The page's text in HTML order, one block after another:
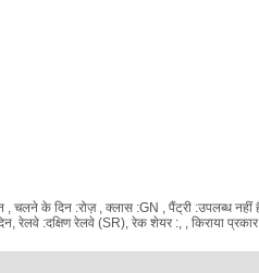
चलने के दिन :रोज़ , क्लास :GN , पैंट्री :उपलब्ध नहीं
रेलवे :दक्षिण रेलवे (SR), रेक शेयर : , , किराया